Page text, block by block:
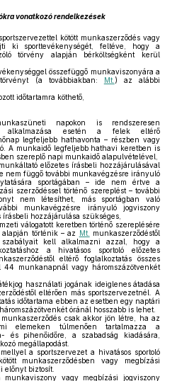
vonatkozó rendelkezések
kötött munkaszerződés vagy
ki sporttevékenységét, feltéve, hogy a
törvény alapján bérköltségként kerül
összefüggő munkaviszonyára a
(a továbbiakban:
Mt. ) az alábbi
időtartamra köthető,
napokon is rendszeresen
alkalmazása esetén a felek eltérő
legfeljebb hathavonta – részben vagy
A munkaidő legfeljebb hathavi keretben is
szereplő napi munkaidő alapulvételével,
előzetes írásbeli hozzájárulásával
nem függő további munkavégzésre irányuló
sportágában – ide nem értve a
szerződéssel történő szereplést – további
nem létesíthet, más sportágban való
munkavégzésre irányuló jogviszony
hozzájárulása szükséges,
válogatott keretben történő szereplésére
történik – az Mt.
munkaszerződéstől
szabályait kell alkalmazni azzal, hogy a
a hivatásos sportoló előzetes
eltérő foglalkoztatás összes
munkanapnál vagy háromszázötvenkét
használati jogának ideiglenes átadása
eltérően más sportszervezetnél. A
időtartama ebben az esetben egy naptári
óránál hosszabb is lehet.
munkaszerződés csak akkor jön létre, ha az
elemeken túlmenően tartalmazza a
és pihenőidőre, a szabadság kiadására,
megállapodást.
a sportszervezet a hivatásos sportoló
munkaszerződésben vagy megbízási
előnyt biztosít.
munkaviszony vagy megbízási jogviszony